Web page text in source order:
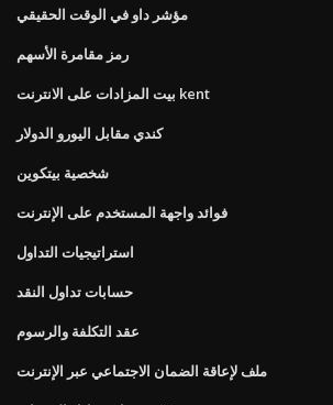
مؤشر داو في الوقت الحقيقي
رمز مقامرة الأسهم
بيت المزادات على الانترنت kent
كندي مقابل اليورو الدولار
شخصية بيتكوين
فوائد واجهة المستخدم على الإنترنت
استراتيجيات التداول
حسابات تداول النقد
عقد التكلفة والرسوم
ملف لإعاقة الضمان الاجتماعي عبر الإنترنت